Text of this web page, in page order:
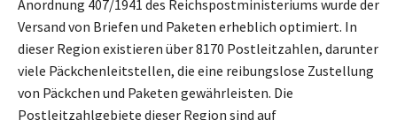
Anordnung 407/1941 des Reichspostministeriums wurde der
Versand von Briefen und Paketen erheblich optimiert. In
dieser Region existieren über 8170 Postleitzahlen, darunter
viele Päckchenleitstellen, die eine reibungslose Zustellung
von Päckchen und Paketen gewährleisten. Die
Postleitzahlgebiete dieser Region sind auf